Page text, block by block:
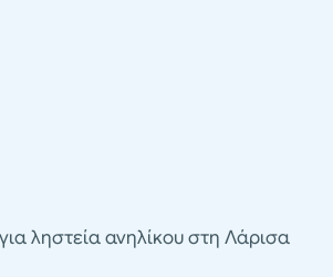
ληστεία ανηλίκου στη Λάρισα